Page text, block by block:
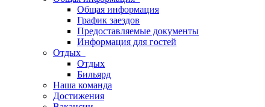
Общая информация
График заездов
Предоставляемые документы
Информация для гостей
Отдых
Отдых
Бильярд
Наша команда
Достижения